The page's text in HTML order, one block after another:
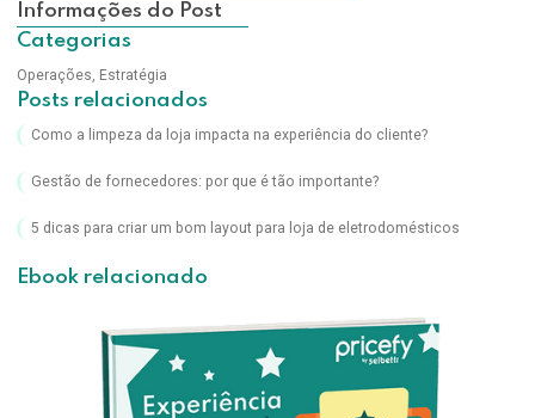
Informações do Post
Categorias
Operações, Estratégia
Posts relacionados
Como a limpeza da loja impacta na experiência do cliente?
Gestão de fornecedores: por que é tão importante?
5 dicas para criar um bom layout para loja de eletrodomésticos
Ebook relacionado